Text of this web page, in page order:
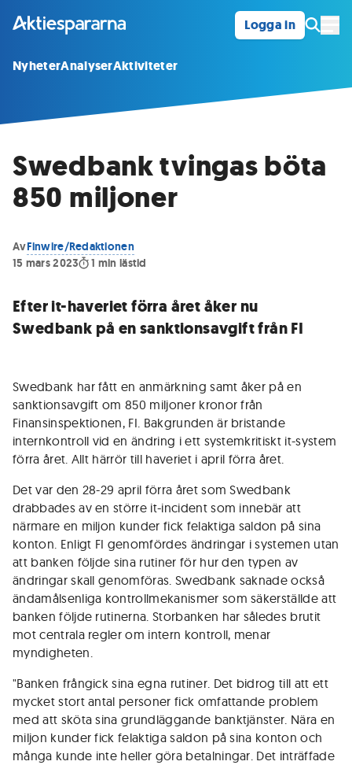
Logga in
NyheterAnalyserAktiviteter
Swedbank tvingas böta
850 miljoner
AvFinwire/Redaktionen
15 mars 2023
1 min lästid
Efter it-haveriet förra året åker nu
Swedbank på en sanktionsavgift från FI
Swedbank har fått en anmärkning samt åker på en
sanktionsavgift om 850 miljoner kronor från
Finansinspektionen, FI. Bakgrunden är bristande
internkontroll vid en ändring i ett systemkritiskt it-system
förra året. Allt härrör till haveriet i april förra året.
Det var den 28-29 april förra året som Swedbank
drabbades av en större it-incident som innebär att
närmare en miljon kunder fick felaktiga saldon på sina
konton. Enligt FI genomfördes ändringar i systemen utan
att banken följde sina rutiner för hur den typen av
ändringar skall genomföras. Swedbank saknade också
ändamålsenliga kontrollmekanismer som säkerställde att
banken följde rutinerna. Storbanken har således brutit
mot centrala regler om intern kontroll, menar
myndigheten.
"Banken frångick sina egna rutiner. Det bidrog till att ett
mycket stort antal personer fick omfattande problem
med att sköta sina grundläggande banktjänster. Nära en
miljon kunder fick felaktiga saldon på sina konton och
många kunde inte heller göra betalningar. Det inträffade